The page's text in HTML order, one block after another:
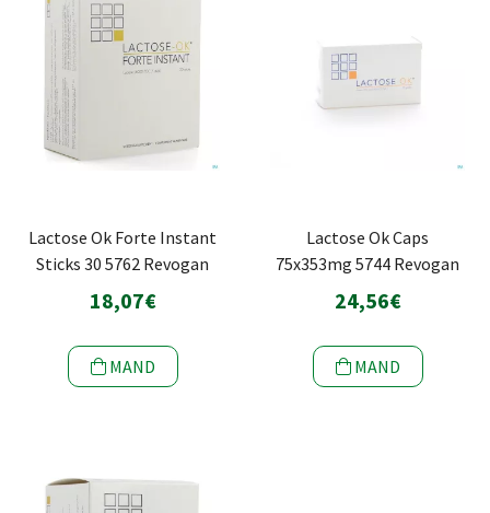
Lactose Ok Forte Instant
Sticks 30 5762 Revogan
18,07€
MAND
Lactose Ok Caps
75x353mg 5744 Revogan
24,56€
MAND